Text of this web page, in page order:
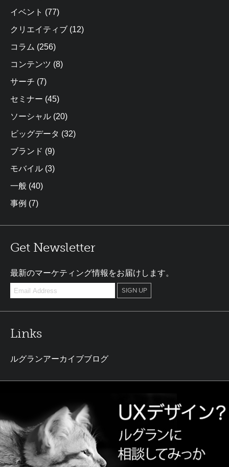
イベント (77)
クリエイティブ (12)
コラム (256)
コンテンツ (8)
サーチ (7)
セミナー (45)
ソーシャル (20)
ビッグデータ (32)
ブランド (9)
モバイル (3)
一般 (40)
事例 (7)
Get Newsletter
最新のマーケティング情報をお届けします。
Links
ルグランアーカイブブログ